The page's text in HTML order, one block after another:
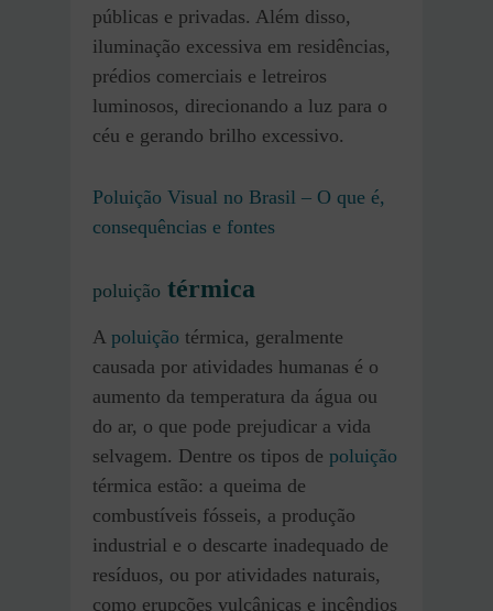
públicas e privadas. Além disso,
iluminação excessiva em residências,
prédios comerciais e letreiros
luminosos, direcionando a luz para o
céu e gerando brilho excessivo.
Poluição Visual no Brasil – O que é,
consequências e fontes
poluição térmica
A poluição térmica, geralmente
causada por atividades humanas é o
aumento da temperatura da água ou
do ar, o que pode prejudicar a vida
selvagem. Dentre os tipos de poluição
térmica estão: a queima de
combustíveis fósseis, a produção
industrial e o descarte inadequado de
resíduos, ou por atividades naturais,
como erupções vulcânicas e incêndios